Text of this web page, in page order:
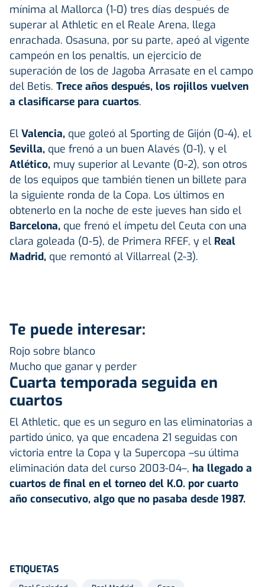
mínima al Mallorca (1-0) tres días después de
superar al Athletic en el Reale Arena, llega
enrachada. Osasuna, por su parte, apeó al vigente
campeón en los penaltis, un ejercicio de
superación de los de Jagoba Arrasate en el campo
del Betis. Trece años después, los rojillos vuelven
a clasificarse para cuartos.
El Valencia, que goleó al Sporting de Gijón (0-4), el
Sevilla, que frenó a un buen Alavés (0-1), y el
Atlético, muy superior al Levante (0-2), son otros
de los equipos que también tienen un billete para
la siguiente ronda de la Copa. Los últimos en
obtenerlo en la noche de este jueves han sido el
Barcelona, que frenó el ímpetu del Ceuta con una
clara goleada (0-5), de Primera RFEF, y el Real
Madrid, que remontó al Villarreal (2-3).
Te puede interesar:
Rojo sobre blanco
Mucho que ganar y perder
Cuarta temporada seguida en
cuartos
El Athletic, que es un seguro en las eliminatorias a
partido único, ya que encadena 21 seguidas con
victoria entre la Copa y la Supercopa –su última
eliminación data del curso 2003-04–, ha llegado a
cuartos de final en el torneo del K.O. por cuarto
año consecutivo, algo que no pasaba desde 1987.
ETIQUETAS